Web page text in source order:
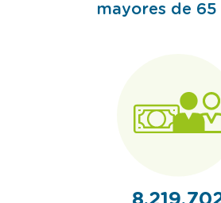
mayores de 65